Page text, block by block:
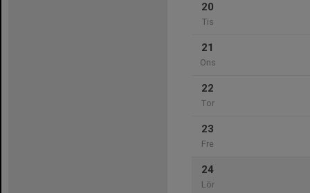
20
Tis
21
Ons
22
Tor
23
Fre
24
Lör